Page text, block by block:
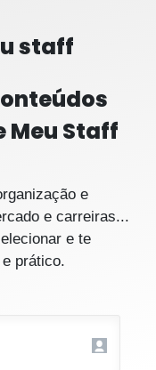
staff
Meu Staff
e
e carreiras...
e te
prático.